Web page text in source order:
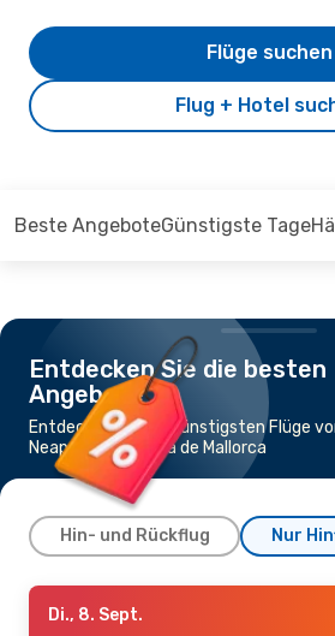
Flug + Hotel
Flüge suchen
Beste AngeboteGünstigste Tage
Entdecken Sie die besten
Angebote
Entdecken Sie die günstigsten Flüge
Neapel nach Palma de Mallorca
Hin- und Rückflug Nur
Sa., 10. Okt.
Di., 8. Sept.